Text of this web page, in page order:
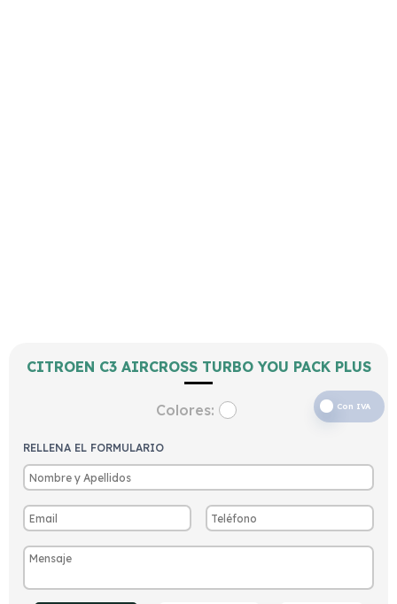
CITROEN C3 AIRCROSS TURBO YOU PACK PLUS
Con IVA
Colores:
RELLENA EL FORMULARIO